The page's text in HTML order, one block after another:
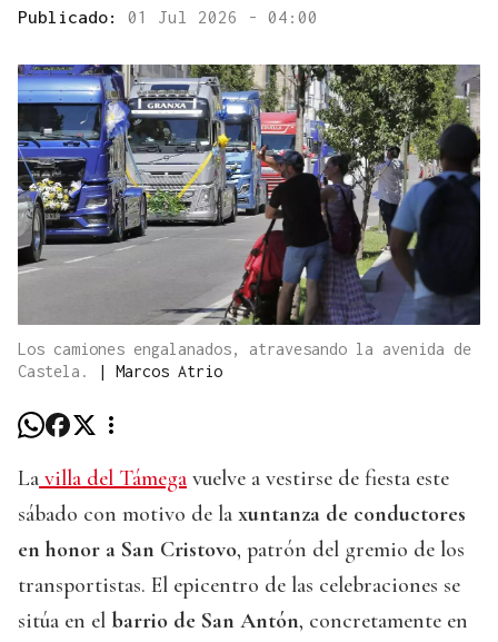
Publicado: 01 Jul 2026 - 04:00
Los camiones engalanados, atravesando la avenida de
Castela.
| Marcos Atrio
La villa del Támega vuelve a vestirse de fiesta este
sábado con motivo de la xuntanza de conductores
en honor a San Cristovo, patrón del gremio de los
transportistas. El epicentro de las celebraciones se
sitúa en el barrio de San Antón, concretamente en